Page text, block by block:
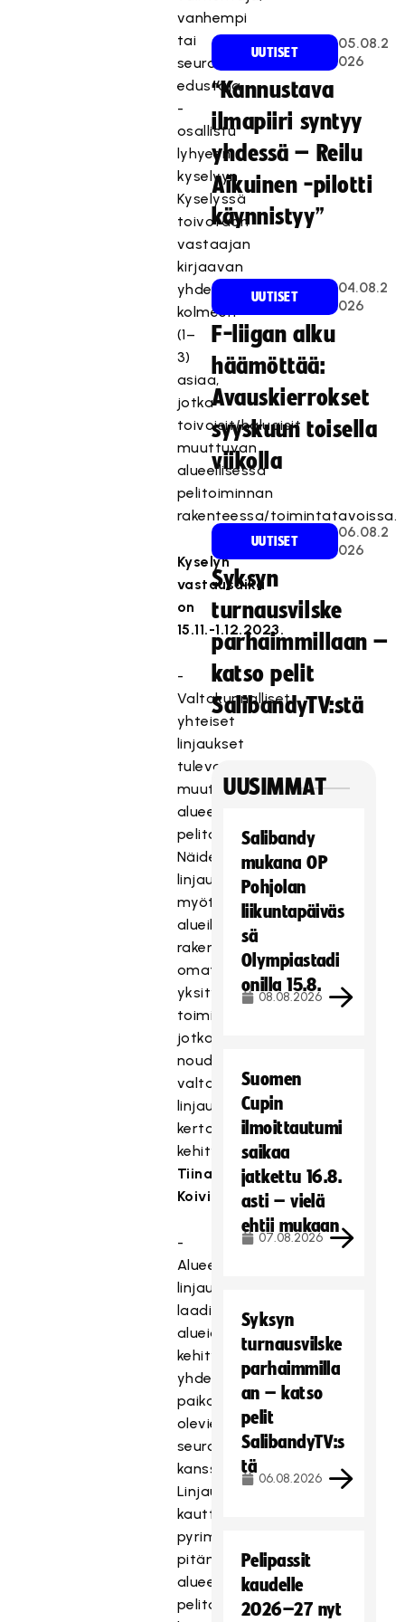
vanhempi
tai
seuran
edustaja
-
osallistu
lyhyeen
kyselyyn.
Kyselyssä
toivotaan
vastaajan
kirjaavan
yhdestä
kolmeen
(1–
3)
asiaa,
jotka
toivoisit/haluaisit
muuttuvan
alueellisessa
pelitoiminnan
rakenteessa/toimintatavoissa.
Kyselyn
vastausaika
on
15.11.-1.12.2023.
-
Valtakunnalliset
yhteiset
linjaukset
tulevat
muuttamaan
alueellista
pelitoimintaa.
Näiden
linjausten
myötä
alueille
rakentuu
omat
yksityiskohtaisemmat
toimintaperiaatteet,
jotka
noudattelevat
valtakunnallista
linjausta,
kertoo
kehityspäällikkö
Tiina
Koivisto
-
Alueelliset
linjaukset
laaditaan
alueiden
kehityspäivillä
yhdessä
paikalla
olevien
seurojen
kanssa.
Linjausten
kautta
pyrimme
pitämään
alueellisen
pelitoiminnan
UUTISET
05.08.2
026
“Kannustava
ilmapiiri syntyy
yhdessä – Reilu
Aikuinen -pilotti
käynnistyy”
UUTISET
04.08.2
026
F-liigan alku
häämöttää:
Avauskierrokset
syyskuun toisella
viikolla
UUTISET
06.08.2
026
Syksyn
turnausvilske
parhaimmillaan –
katso pelit
SalibandyTV:stä
UUSIMMAT
Salibandy
mukana OP
Pohjolan
liikuntapäiväs
sä
Olympiastadi
onilla 15.8.
08.08.2026
Suomen
Cupin
ilmoittautumi
saikaa
jatkettu 16.8.
asti – vielä
ehtii mukaan
07.08.2026
Syksyn
turnausvilske
parhaimmilla
an – katso
pelit
SalibandyTV:s
tä
06.08.2026
Pelipassit
kaudelle
2026–27 nyt